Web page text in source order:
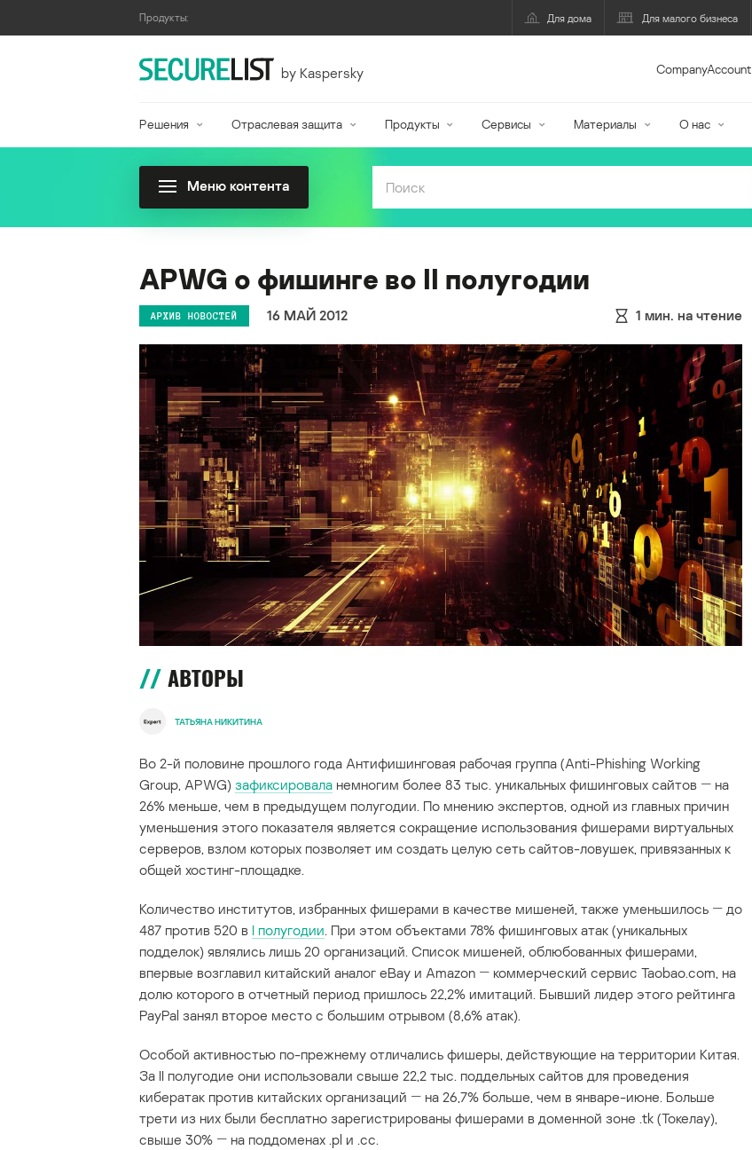
Продукты: Для дома Для малого бизнеса
by Kaspersky CompanyAccount
Решения Отраслевая защита Продукты Сервисы Материалы О нас
Меню контента
APWG о фишинге во II полугодии
АРХИВ НОВОСТЕЙ 16 МАЙ 2012 1 мин. на чтение
АВТОРЫ
ТАТЬЯНА НИКИТИНА
Во 2-й половине прошлого года Антифишинговая рабочая группа (Anti-Phishing Working
Group, APWG) зафиксировала немногим более 83 тыс. уникальных фишинговых сайтов ― на
26% меньше, чем в предыдущем полугодии. По мнению экспертов, одной из главных причин
уменьшения этого показателя является сокращение использования фишерами виртуальных
серверов, взлом которых позволяет им создать целую сеть сайтов-ловушек, привязанных к
общей хостинг-площадке.
Количество институтов, избранных фишерами в качестве мишеней, также уменьшилось ― до
487 против 520 в I полугодии. При этом объектами 78% фишинговых атак (уникальных
подделок) являлись лишь 20 организаций. Список мишеней, облюбованных фишерами,
впервые возглавил китайский аналог eBay и Amazon ― коммерческий сервис Taobao.com, на
долю которого в отчетный период пришлось 22,2% имитаций. Бывший лидер этого рейтинга
PayPal занял второе место с большим отрывом (8,6% атак).
Особой активностью по-прежнему отличались фишеры, действующие на территории Китая.
За II полугодие они использовали свыше 22,2 тыс. поддельных сайтов для проведения
кибератак против китайских организаций ― на 26,7% больше, чем в январе-июне. Больше
трети из них были бесплатно зарегистрированы фишерами в доменной зоне .tk (Токелау),
свыше 30% ― на поддоменах .pl и .cc.